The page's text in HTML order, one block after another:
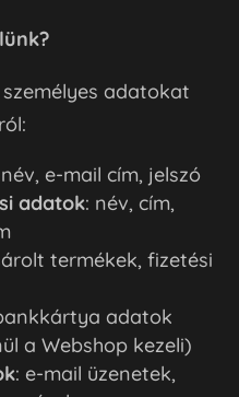
adatokat
e-mail cím, jelszó
adatok: név, cím,
termékek, fizetési
adatok
a Webshop kezeli)
: e-mail üzenetek,